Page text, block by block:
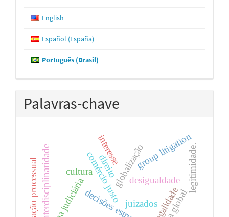
English
Español (España)
Português (Brasil)
Palavras-chave
cultura
desigualdade
globalização
comércio justo
interdisciplinaridade legitimidade.
adaptação processual
group litigation
legalidade
juizados
direito
interesse